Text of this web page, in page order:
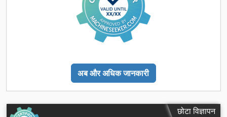
अब और अधिक जानकारी
छोटा विज्ञापन